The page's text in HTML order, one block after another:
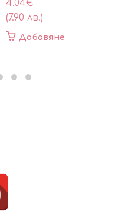
4.04€
(7.90 лв.)
Добавяне